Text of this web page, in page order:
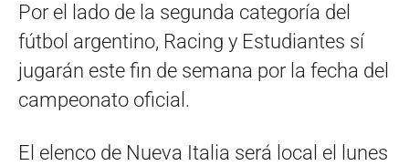
Por el lado de la segunda categoría del
fútbol argentino, Racing y Estudiantes sí
jugarán este fin de semana por la fecha del
campeonato oficial.
El elenco de Nueva Italia será local el lunes